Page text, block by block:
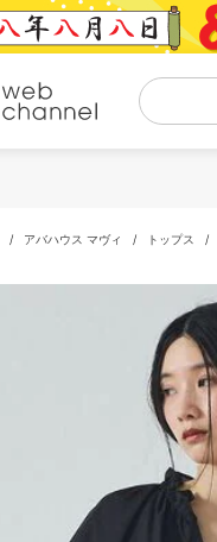
/ アバハウス マヴィ / トップス /